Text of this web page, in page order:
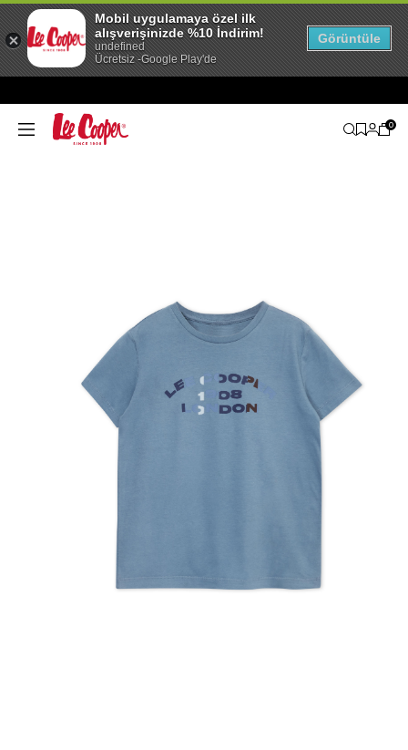
0
Mobil uygulamaya özel ilk
alışverişinizde %10 İndirim!
undefined
Ücretsiz -Google Play'de
Görüntüle